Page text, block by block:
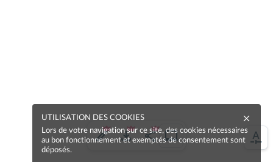
UTILISATION DES COOKIES
Lors de votre navigation sur ce site, des cookies nécessaires
au bon fonctionnement et exemptés de consentement sont
déposés.